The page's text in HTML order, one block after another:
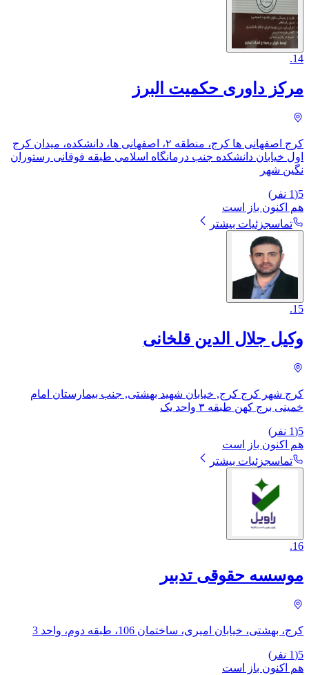
14
.
مرکز داوری حکمیت البرز
کرج اصفهانی ها کرج، منطقه ۲، اصفهانی ها، دانشکده، ​میدان کرج
اول خیابان دانشکده جنب درمانگاه اسلامی طبقه فوقانی رستوران
نگین شهر
5
(
1 نفر)
هم اکنون باز است
تماسجزئیات بیشتر
15
.
وکیل جلال الدین قلخانی
کرج شهر کرج کرج, خیابان شهید بهشتی, جنب بیمارستان امام
خمینی برج کهن طبقه ۳ واحد یک
5
(
1 نفر)
هم اکنون باز است
تماسجزئیات بیشتر
16
.
موسسه حقوقی تدبیر
کرج، بهشتی، خیابان امیری، ساختمان 106، طبقه دوم، واحد 3
5
(
1 نفر)
هم اکنون باز است